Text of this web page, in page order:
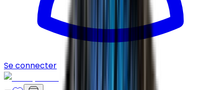
Se connecter